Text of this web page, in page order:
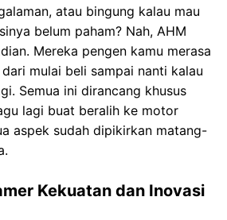
atau bingung kalau mau
belum paham? Nah, AHM
Mereka pengen kamu merasa
mulai beli sampai nanti kalau
Semua ini dirancang khusus
lagi buat beralih ke motor
aspek sudah dipikirkan matang-
Kekuatan dan Inovasi